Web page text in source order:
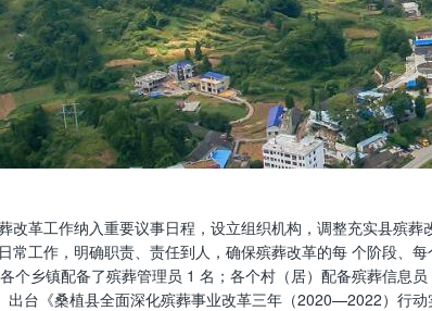
改革工作纳入重要议事日程，设立组织机构，调整充实县殡
常工作，明确职责、责任到人，确保殡葬改革的每 个阶段、
个乡镇配备了殡葬管理员 1 名；各个村（居）配备殡葬信息
出台《桑植县全面深化殡葬事业改革三年（2020—2022）